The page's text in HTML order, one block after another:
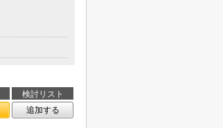
検討リスト
追加する